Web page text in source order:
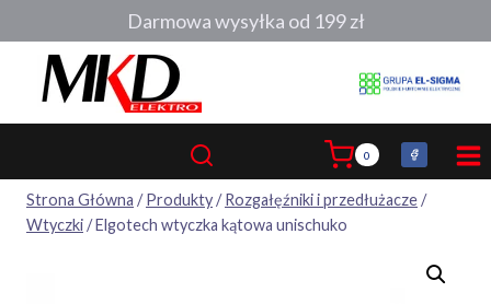
do
0
Strona Główna / Produkty/ Rozgałęźniki i przedłużacze/
Wtyczki/Elgotech wtyczka kątowa unischuko
Darmowa wysyłka od 199 zł